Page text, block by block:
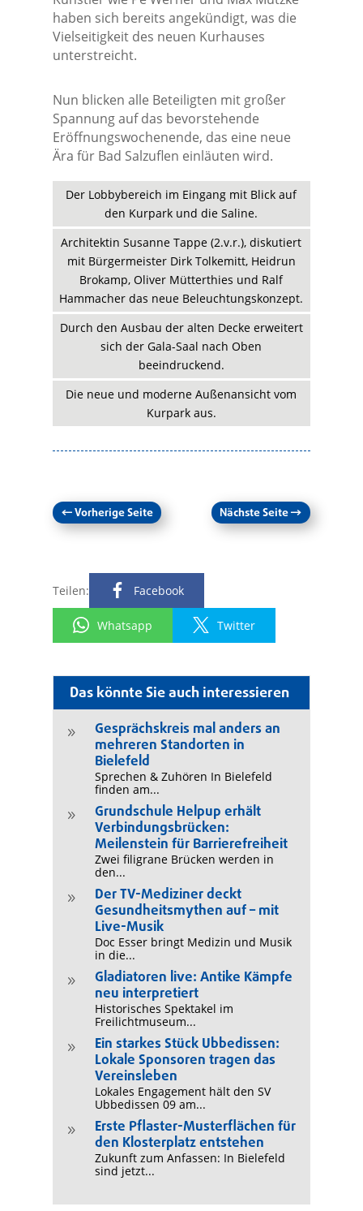
Das könnte Sie auch interessieren
9
Gesprächskreis mal anders an
mehreren Standorten in
Bielefeld
Sprechen & Zuhören In Bielefeld
finden am...
9
Grundschule Helpup erhält
Verbindungsbrücken:
Meilenstein für Barrierefreiheit
Zwei filigrane Brücken werden in
den...
9
Der TV-Mediziner deckt
Gesundheitsmythen auf – mit
Live-Musik
Doc Esser bringt Medizin und Musik
in die...
9
Gladiatoren live: Antike Kämpfe
neu interpretiert
Historisches Spektakel im
Freilichtmuseum...
9
Ein starkes Stück Ubbedissen:
Lokale Sponsoren tragen das
Vereinsleben
Lokales Engagement hält den SV
Ubbedissen 09 am...
9
Erste Pflaster-Musterflächen für
den Klosterplatz entstehen
Zukunft zum Anfassen: In Bielefeld
sind jetzt...
haben sich bereits angekündigt, was die
Vielseitigkeit des neuen Kurhauses
unterstreicht.
Nun blicken alle Beteiligten mit großer
Spannung auf das bevorstehende
Eröffnungswochenende, das eine neue
Ära für Bad Salzuflen einläuten wird.
Der Lobbybereich im Eingang mit Blick auf
den Kurpark und die Saline.
Architektin Susanne Tappe (2.v.r.), diskutiert
mit Bürgermeister Dirk Tolkemitt, Heidrun
Brokamp, Oliver Mütterthies und Ralf
Hammacher das neue Beleuchtungskonzept.
Durch den Ausbau der alten Decke erweitert
sich der Gala-Saal nach Oben
beeindruckend.
Die neue und moderne Außenansicht vom
Kurpark aus.
←Vorherige Seite Nächste Seite→
Teilen: Facebook
Whatsapp Twitter